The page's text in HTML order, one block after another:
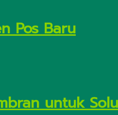
Pos Baru
untuk